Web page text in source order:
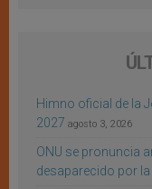
Himno oficial de la
2027 agosto 3, 2026
ONU se pronuncia
desaparecido por